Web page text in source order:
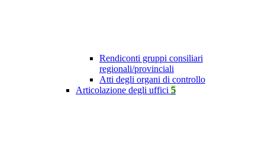
Rendiconti gruppi consiliari
regionali/provinciali
Atti degli organi di controllo
Articolazione degli uffici 5